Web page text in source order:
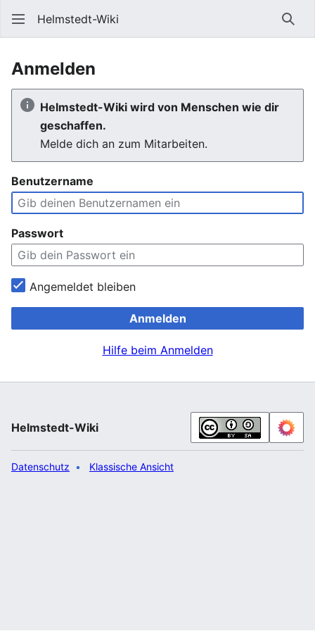
Helmstedt-Wiki
Anmelden
Helmstedt-Wiki wird von Menschen wie dir
geschaffen.
Melde dich an zum Mitarbeiten.
Benutzername
Passwort
Angemeldet bleiben
Anmelden
Hilfe beim Anmelden
Helmstedt-Wiki
Datenschutz Klassische Ansicht